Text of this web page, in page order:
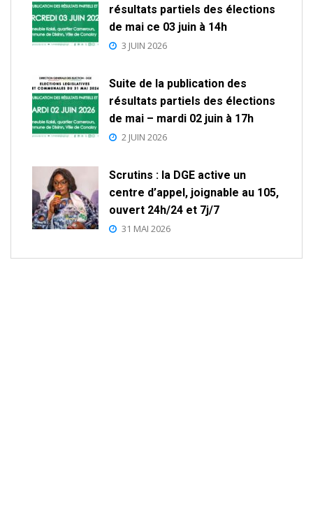
résultats partiels des élections
de mai ce 03 juin à 14h
3 JUIN 2026
Suite de la publication des
résultats partiels des élections
de mai – mardi 02 juin à 17h
2 JUIN 2026
Scrutins : la DGE active un
centre d’appel, joignable au 105,
ouvert 24h/24 et 7j/7
31 MAI 2026